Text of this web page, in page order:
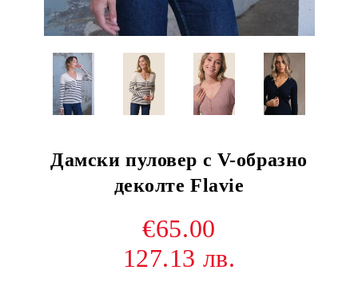
Дамски пуловер с V-образно
деколте Flavie
€65.00
127.13 лв.